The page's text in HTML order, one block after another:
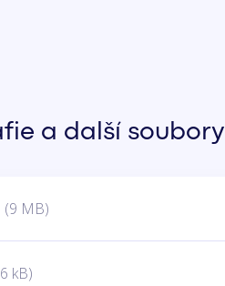
a další soubory
(9 MB)
kB)